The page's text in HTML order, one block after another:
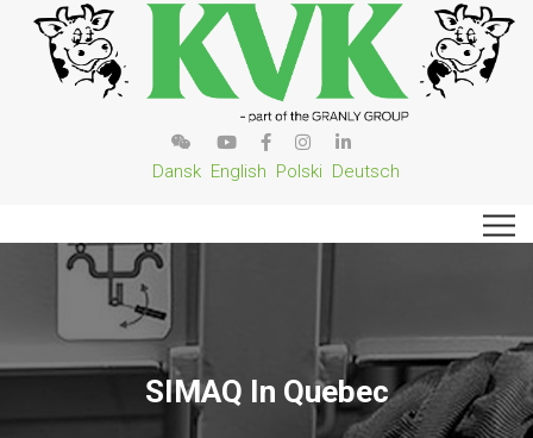
Dansk English Polski Deutsch
SIMAQ In Quebec